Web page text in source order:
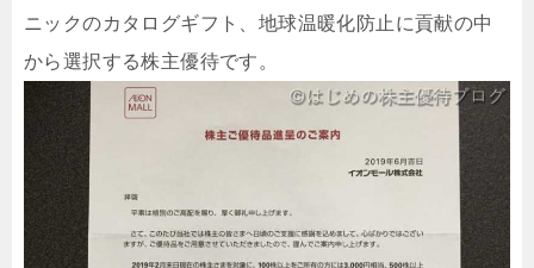
ニックのカタログギフト、地球温暖化防止に貢献の中
から選択する株主優待です。